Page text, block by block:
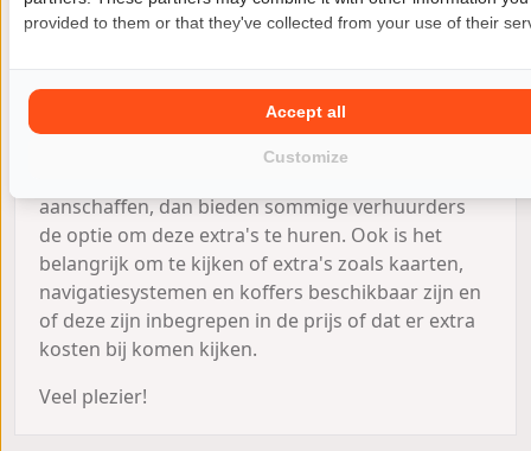
het verhuurbedrijf van jouw keuze en wat de
kosten daarvan zijn. Als je van plan bent om vaker
een motor te huren, is het waarschijnlijk
voordeliger om zelf kleding aan te schaffen of te
lenen van iemand anders. Als je echter slechts
eenmaal een motorfiets huurt of op een langere
aanschaffen, dan bieden sommige verhuurders
de optie om deze extra's te huren. Ook is het
belangrijk om te kijken of extra's zoals kaarten,
navigatiesystemen en koffers beschikbaar zijn en
of deze zijn inbegrepen in de prijs of dat er extra
kosten bij komen kijken.
Veel plezier!
provided to them or that they've collected from your use of their
Customize
Accept all